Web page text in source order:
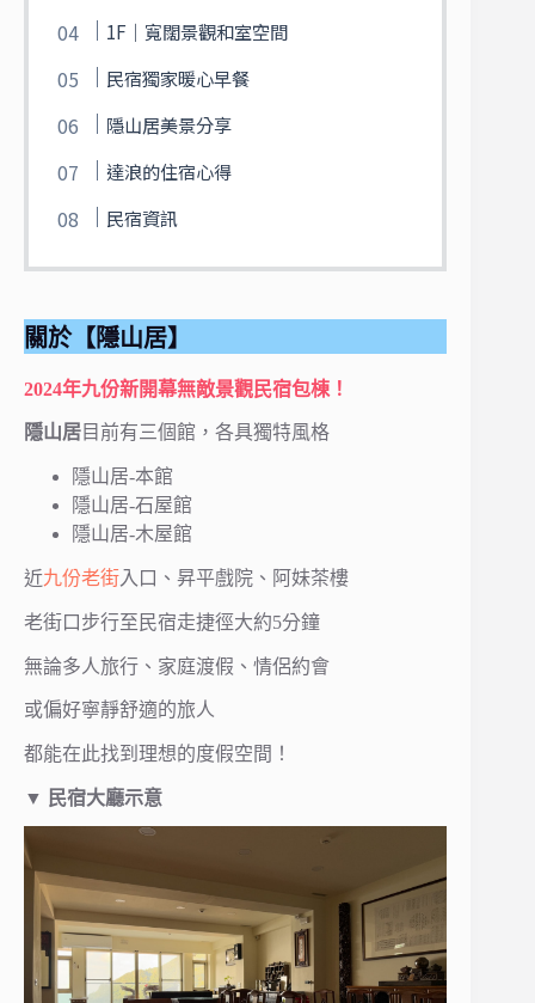
1F｜寬闊景觀和室空間
民宿獨家暖心早餐
隱山居美景分享
達浪的住宿心得
民宿資訊
關於【隱山居】
2024年九份新開幕無敵景觀民宿包棟！
隱山居目前有三個館，各具獨特風格
隱山居-本館
隱山居-石屋館
隱山居-木屋館
近九份老街入口、昇平戲院、阿妹茶樓
老街口步行至民宿走捷徑大約5分鐘
無論多人旅行、家庭渡假、情侶約會
或偏好寧靜舒適的旅人
都能在此找到理想的度假空間！
▼ 民宿大廳示意